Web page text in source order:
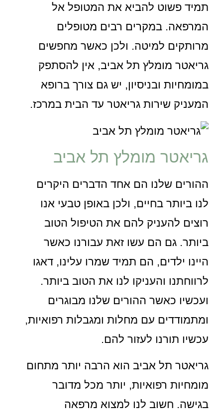
תמיד פשוט להביא את המטופל אל
המרפאה. במקרים רבים מטופלים
מרותקים למיטה. ולכן כאשר מחפשים
גריאטר מומלץ תל אביב, אין להסתפק
במומחיות ובניסיון, יש גם צורך ברופא
המעניק שירות גריאטר עד הבית במרכז.
גריאטר מומלץ תל אביב
ההורים שלנו הם אחד הדברים היקרים
לנו ביותר בחיים, ולכן באופן טבעי אנו
רוצים להעניק להם את הטיפול הטוב
ביותר. גם הם עשו זאת עבורנו כאשר
היינו ילדים, הם תמיד שמרו עלינו, דאגו
לרווחתנו והעניקו לנו את הטוב ביותר.
ועכשיו כאשר ההורים שלנו מבוגרים
ומתמודדים עם מחלות ומגבלות רפואיות,
עכשיו תורנו לעזור להם.
גריאטר תל אביב הוא הרבה יותר מתחום
מומחיות רפואיות, יותר מכל מדובר
בגישה. חשוב לנו למצוא מרפאה